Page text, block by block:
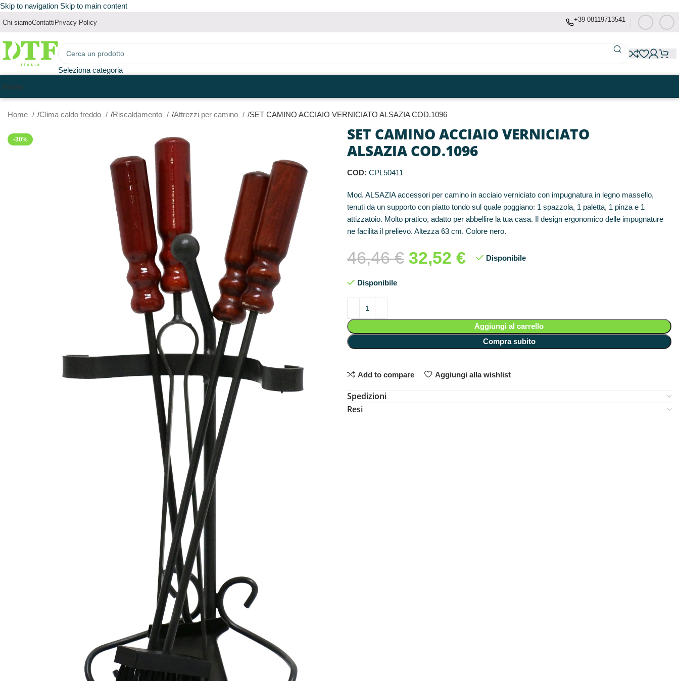
Skip to navigation Skip to main content
Chi siamoContattiPrivacy Policy +39 08119713541
Seleziona categoria
Home
Home Clima caldo freddo Riscaldamento Attrezzi per camino SET CAMINO ACCIAIO VERNICIATO ALSAZIA COD.1096
-30%
SET CAMINO ACCIAIO VERNICIATO
ALSAZIA COD.1096
COD: CPL50411
Mod. ALSAZIA accessori per camino in acciaio verniciato con impugnatura in legno massello,
tenuti da un supporto con piatto tondo sul quale poggiano: 1 spazzola, 1 paletta, 1 pinza e 1
attizzatoio. Molto pratico, adatto per abbellire la tua casa. Il design ergonomico delle impugnature
ne facilita il prelievo. Altezza 63 cm. Colore nero.
46,46€ 32,52 € Disponibile
Disponibile
Aggiungi al carrello
Compra subito
Add to compare Aggiungi alla wishlist
Spedizioni
Resi